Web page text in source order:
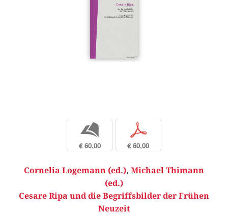
b
€ 60,00
p
€ 60,00
Cornelia Logemann (ed.), Michael Thimann
(ed.)
Cesare Ripa und die Begriffsbilder der Frühen
Neuzeit